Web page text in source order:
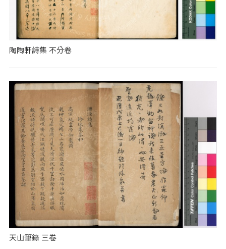
陶陶軒詩集 不分卷
天山筆錄 三卷